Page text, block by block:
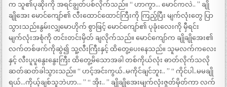
က သူ၏ပုဆိုးကို အရင်ချွတ်ပစ်လိုက်သည်။ “ ဟာကွာ… မောင်ကလဲ.. ” ချို
ချိုအေး မောင်ကျော်၏ လီးထောင်ထောင်ကြီးကို ကြည့်ပြီး မျက်လုံးတွေ ပြာ
သွားသည်။နွမ်းလျှမောဟိုက် စွာဖြင့် မောင်ကျော်၏ ပုခုံးလေးကို မှီရင်း
မျက်လုံးအစုံကို တင်းတင်းမှိတ် ချလိုက်သည်။ မောင်ကျော်က ချိုချိုအေး၏
လက်တစ်ဖက်ကိုဆွဲ၍ သူ့လီးကြီးနှင့် ထိတွေ့ပေးနေသည်။ သူမလက်ကလေး
နှင့် လီးပူပူနွေးနွေးကြီး ထိတွေ့မိသောအခါ တစ်ကိုယ်လုံး ဓာတ်လိုက်သလို
ဆတ်ဆတ်ခါသွားသည်။ “ ဟင့်အင်းကွယ်..မကိုင်ချင်ဘူး.. ” “ ကိုင်ပါ..မမချို
ရယ်…ကိုယ့်ချစ်သူဘဲဟာ… ” “ အိုး.. ” ချိုချိုအေးမျက်လုံးဇွတ်မှိတ်ကာ လက်